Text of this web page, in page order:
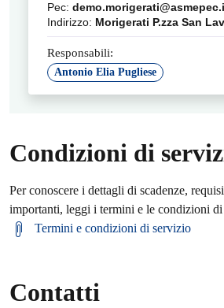
Pec:
Indirizzo: Morigerati P.zza San
Responsabili:
Antonio Elia Pugliese
Condizioni di
Per conoscere i dettagli di scadenze,
importanti, leggi i termini e le condizioni
Termini e condizioni di servizio
Contatti